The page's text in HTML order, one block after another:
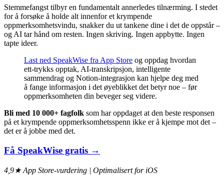
Stemmefangst tilbyr en fundamentalt annerledes tilnærming. I stedet
for å forsøke å holde alt innenfor et krympende
oppmerksomhetsvindu, snakker du ut tankene dine i det de oppstår –
og AI tar hånd om resten. Ingen skriving. Ingen appbytte. Ingen
tapte ideer.
Last ned SpeakWise fra App Store og oppdag hvordan
ett-trykks opptak, AI-transkripsjon, intelligente
sammendrag og Notion-integrasjon kan hjelpe deg med
å fange informasjon i det øyeblikket det betyr noe – før
oppmerksomheten din beveger seg videre.
Bli med 10 000+ fagfolk som har oppdaget at den beste responsen
på et krympende oppmerksomhetsspenn ikke er å kjempe mot det –
det er å jobbe med det.
Få SpeakWise gratis →
4,9★ App Store-vurdering | Optimalisert for iOS